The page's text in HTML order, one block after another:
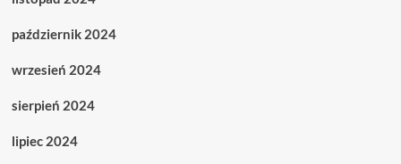
październik 2024
wrzesień 2024
sierpień 2024
lipiec 2024